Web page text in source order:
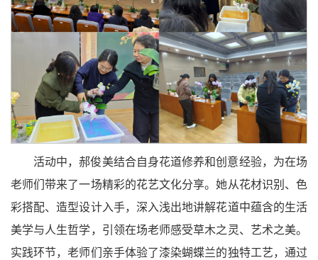
活动中，郝俊美结合自身花道修养和创意经验，为在场
老师们带来了一场精彩的花艺文化分享。她从花材识别、色
彩搭配、造型设计入手，深入浅出地讲解花道中蕴含的生活
美学与人生哲学，引领在场老师感受草木之灵、艺术之美。
实践环节，老师们亲手体验了漆染蝴蝶兰的独特工艺，通过